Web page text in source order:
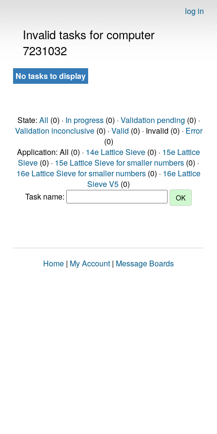
log in
Invalid tasks for computer
7231032
No tasks to display
State: All (0) · In progress(0) · Validation pending (0) ·
Validation inconclusive(0) · Valid (0) · Invalid (0) · Error
(0)
Application: All (0) · 14e Lattice Sieve (0) · 15e Lattice
Sieve (0) · 15e Lattice Sieve for smaller numbers (0) ·
16e Lattice Sieve for smaller numbers (0) · 16e Lattice
Sieve V5 (0)
Task name:
Home | My Account | Message Boards